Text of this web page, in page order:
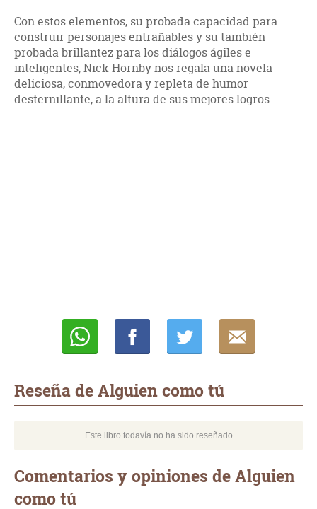
Con estos elementos, su probada capacidad para
construir personajes entrañables y su también
probada brillantez para los diálogos ágiles e
inteligentes, Nick Hornby nos regala una novela
deliciosa, conmovedora y repleta de humor
desternillante, a la altura de sus mejores logros.
Reseña de Alguien como tú
Este libro todavía no ha sido reseñado
Comentarios y opiniones de Alguien
como tú